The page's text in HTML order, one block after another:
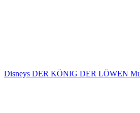
Disneys DER KÖNIG DER LÖWEN